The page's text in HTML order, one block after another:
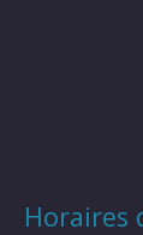
Horaires